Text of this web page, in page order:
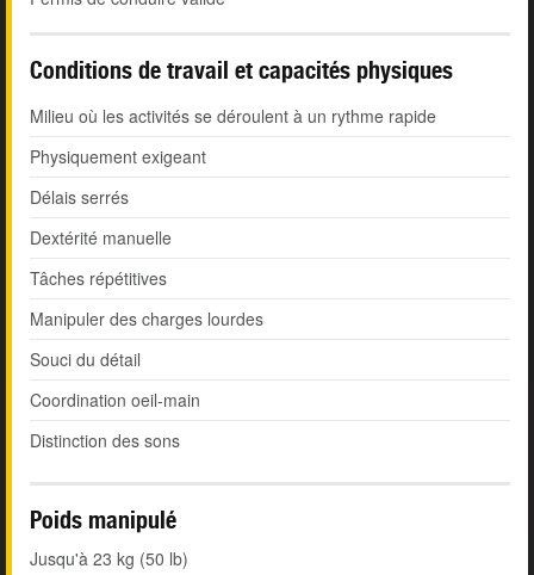
Conditions de travail et capacités physiques
Milieu où les activités se déroulent à un rythme rapide
Physiquement exigeant
Délais serrés
Dextérité manuelle
Tâches répétitives
Manipuler des charges lourdes
Souci du détail
Coordination oeil-main
Distinction des sons
Poids manipulé
Jusqu'à 23 kg (50 lb)